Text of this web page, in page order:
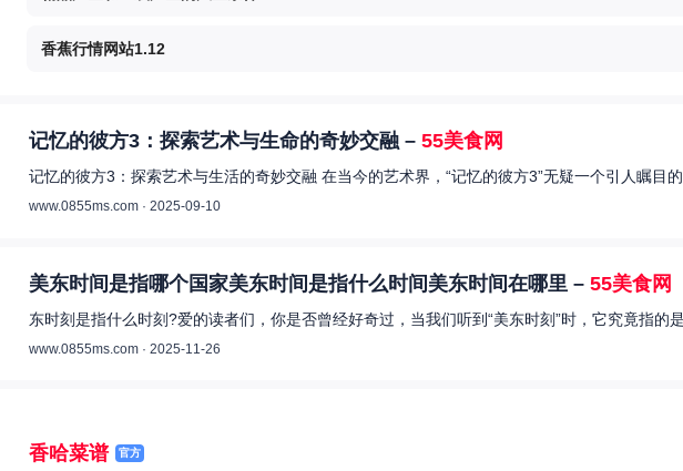
香蕉行情网站1.12
记忆的彼方3：探索艺术与生命的奇妙交融 – 55美食网
记忆的彼方3：探索艺术与生活的奇妙交融 在当今的艺术界，“记忆的彼方3”无疑一个引人瞩
www.0855ms.com · 2025-09-10
美东时间是指哪个国家美东时间是指什么时间美东时间在哪里 – 55美食网
东时刻是指什么时刻?爱的读者们，你是否曾经好奇过，当我们听到“美东时刻”时，它究竟指
www.0855ms.com · 2025-11-26
香哈菜谱 官方